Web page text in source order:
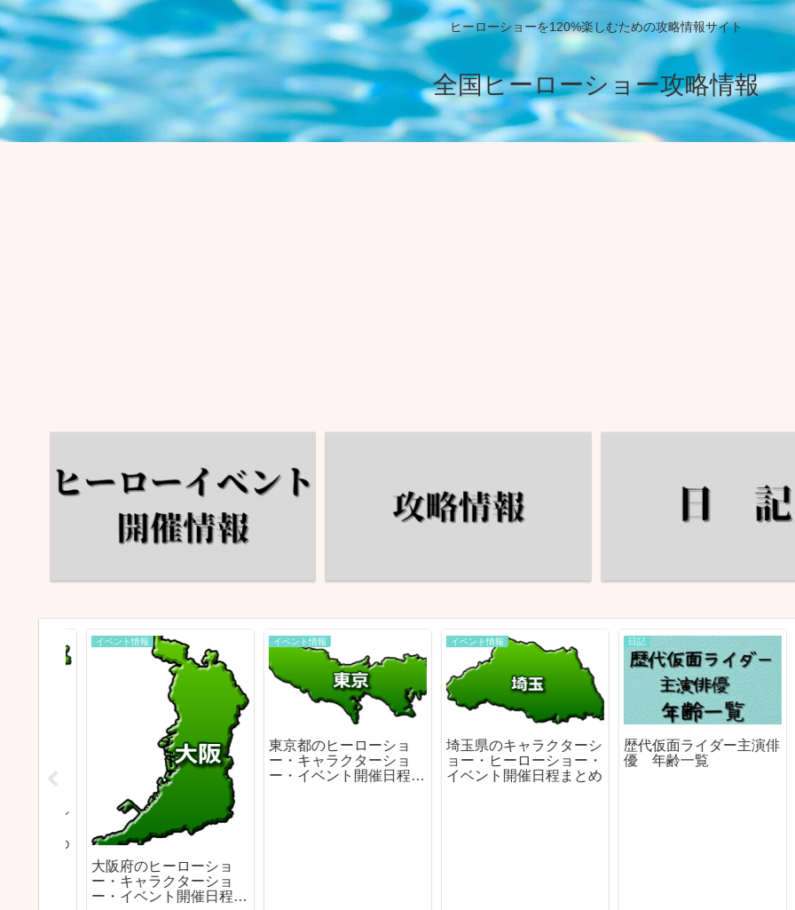
ヒーローショーを120%楽しむための攻略情報サイト
全国ヒーローショー攻略情報
イベント情報
大阪府のヒーローショ
ー・キャラクターショ
ー・イベント開催日程ま
イベント情報
東京都のヒーローショ
ー・キャラクターショ
ー・イベント開催日程ま
イベント情報
埼玉県のキャラクターシ
ョー・ヒーローショー・
イベント開催日程まとめ
歴代仮面ライダー主演俳
優 年齢一覧